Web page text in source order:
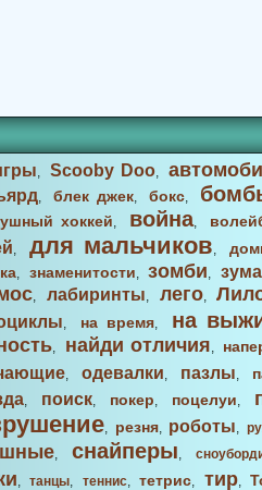
,Scooby Doo,
,блек джек,бокс,
хоккей, война,
, для мальчиков,
, знаменитости,зомби, зума
, лабиринты, лего,
, на время, на
, найди отличия,
, одевалки, пазлы,
, поиск, покер, поцелуи,
, резня, роботы,
, снайперы,
,танцы, теннис,тетрис, тир,